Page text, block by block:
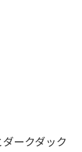
ークダック